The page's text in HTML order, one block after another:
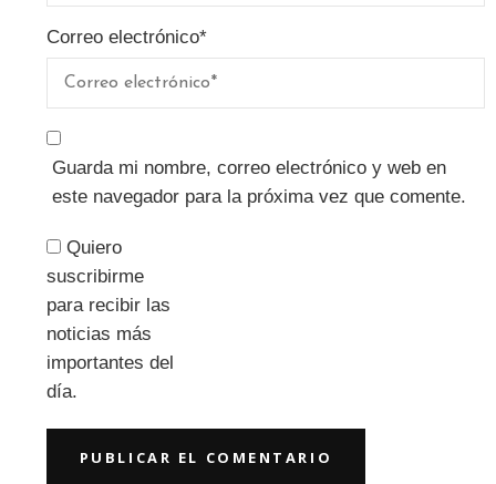
Correo electrónico*
Guarda mi nombre, correo electrónico y web en
este navegador para la próxima vez que comente.
Quiero
suscribirme
para recibir las
noticias más
importantes del
día.